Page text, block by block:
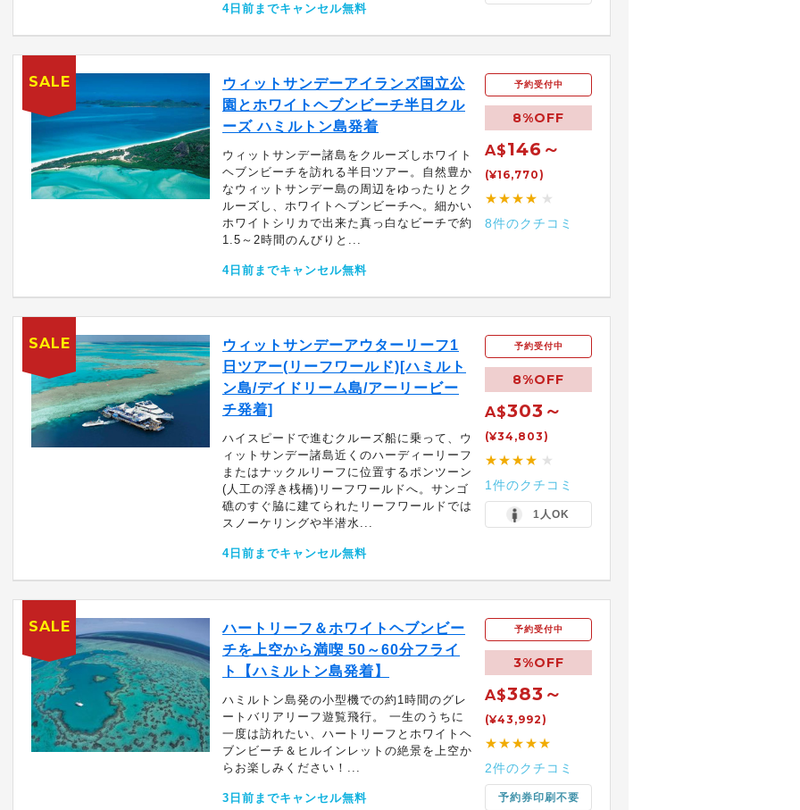
4日前までキャンセル無料
ウィットサンデーアイランズ国立公
園とホワイトヘブンビーチ半日クル
ーズ ハミルトン島発着
ウィットサンデー諸島をクルーズしホワイト
ヘブンビーチを訪れる半日ツアー。自然豊か
なウィットサンデー島の周辺をゆったりとク
ルーズし、ホワイトヘブンビーチへ。細かい
ホワイトシリカで出来た真っ白なビーチで約
1.5～2時間のんびりと...
4日前までキャンセル無料
予約受付中
8%OFF
A$146～
(¥16,770)
★★★★ ★
8件のクチコミ
SALE
ウィットサンデーアウターリーフ1
日ツアー(リーフワールド)[ハミルト
ン島/デイドリーム島/アーリービー
チ発着]
ハイスピードで進むクルーズ船に乗って、ウ
ィットサンデー諸島近くのハーディーリーフ
またはナックルリーフに位置するポンツーン
(人工の浮き桟橋)リーフワールドへ。サンゴ
礁のすぐ脇に建てられたリーフワールドでは
スノーケリングや半潜水...
4日前までキャンセル無料
予約受付中
8%OFF
A$303～
(¥34,803)
★★★★ ★
1件のクチコミ
1人OK
SALE
ハートリーフ＆ホワイトヘブンビー
チを上空から満喫 50～60分フライ
ト【ハミルトン島発着】
ハミルトン島発の小型機での約1時間のグレ
ートバリアリーフ遊覧飛行。 一生のうちに
一度は訪れたい、ハートリーフとホワイトヘ
ブンビーチ＆ヒルインレットの絶景を上空か
らお楽しみください！...
3日前までキャンセル無料
予約受付中
3%OFF
A$383～
(¥43,992)
★★★★★
2件のクチコミ
予約券印刷不要
SALE